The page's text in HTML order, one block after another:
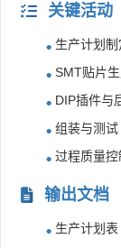
关键活动
生产计划制
SMT贴片
DIP插件与
组装与测试
过程质量控
输出文档
生产计划表